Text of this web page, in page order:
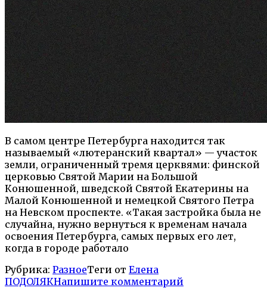
В самом центре Петербурга находится так
называемый «лютеранский квартал» — участок
земли, ограниченный тремя церквями: финской
церковью Святой Марии на Большой
Конюшенной, шведской Святой Екатерины на
Малой Конюшенной и немецкой Святого Петра
на Невском проспекте. «Такая застройка была не
случайна, нужно вернуться к временам начала
освоения Петербурга, самых первых его лет,
когда в городе работало
Рубрика: РазноеТеги от Елена
ПОДОЛЯКНапишите комментарий